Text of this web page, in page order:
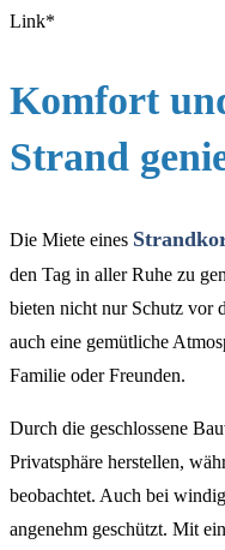
Link*
Komfort
Strand
Die Miete eines
den Tag in aller Ruhe zu
bieten nicht nur Schutz vor
auch eine gemütliche
Familie oder Freunden.
Durch die geschlossene
Privatsphäre herstellen,
beobachtet. Auch bei
angenehm geschützt. Mit